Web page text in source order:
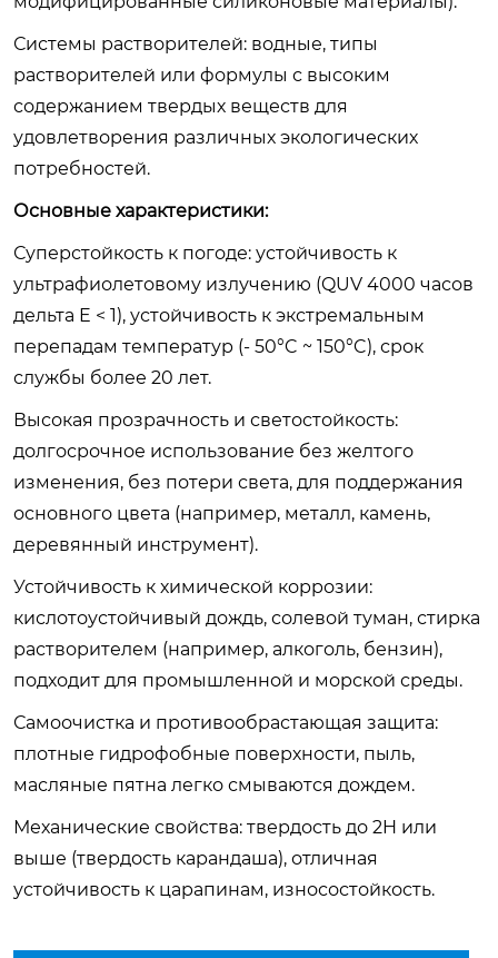
Системы растворителей: водные, типы
растворителей или формулы с высоким
содержанием твердых веществ для
удовлетворения различных экологических
потребностей.
Основные характеристики:
Суперстойкость к погоде: устойчивость к
ультрафиолетовому излучению (QUV 4000 часов
дельта E < 1), устойчивость к экстремальным
перепадам температур (- 50°C ~ 150°C), срок
службы более 20 лет.
Высокая прозрачность и светостойкость:
долгосрочное использование без желтого
изменения, без потери света, для поддержания
основного цвета (например, металл, камень,
деревянный инструмент).
Устойчивость к химической коррозии:
кислотоустойчивый дождь, солевой туман, стирка
растворителем (например, алкоголь, бензин),
подходит для промышленной и морской среды.
Самоочистка и противообрастающая защита:
плотные гидрофобные поверхности, пыль,
масляные пятна легко смываются дождем.
Механические свойства: твердость до 2H или
выше (твердость карандаша), отличная
устойчивость к царапинам, износостойкость.